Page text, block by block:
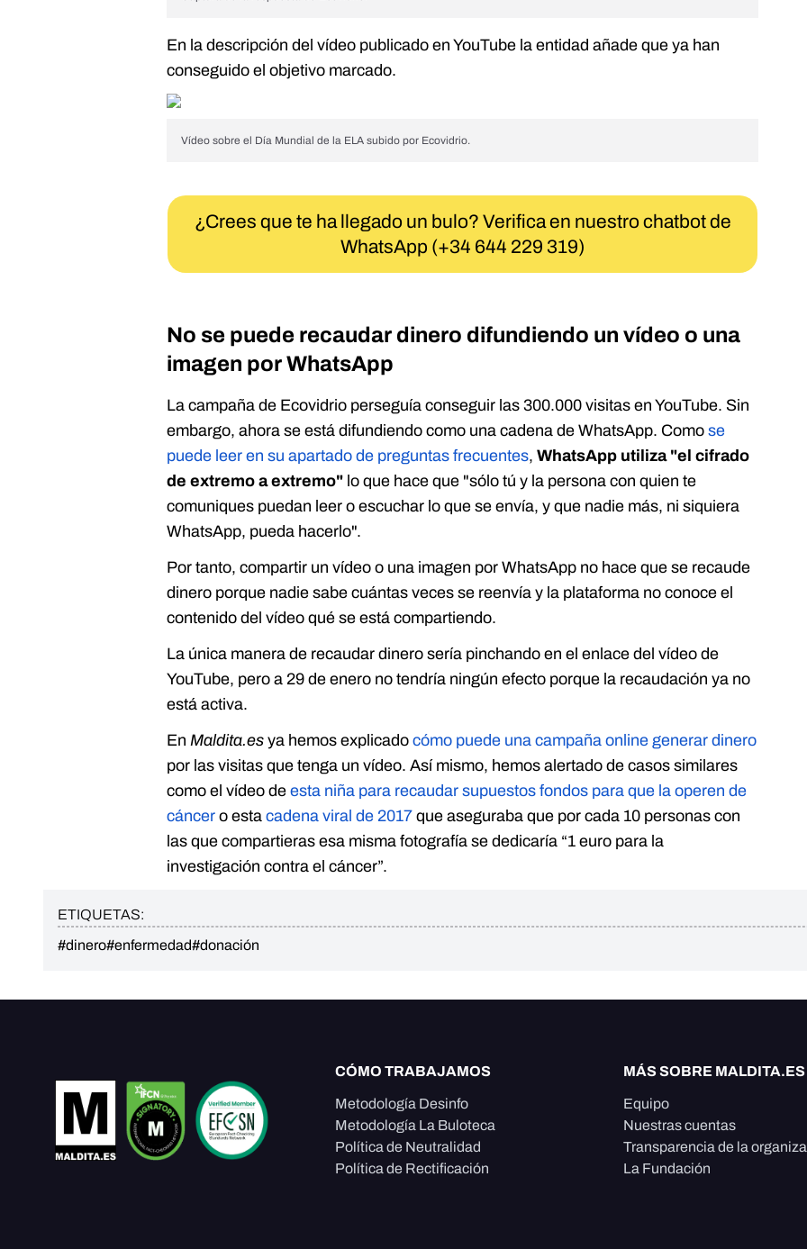
En la descripción del vídeo publicado en YouTube la entidad añade que ya han
conseguido el objetivo marcado.
Vídeo sobre el Día Mundial de la ELA subido por Ecovidrio.
¿Crees que te ha llegado un bulo? Verifica en nuestro chatbot de
WhatsApp (+34 644 229 319)
No se puede recaudar dinero difundiendo un vídeo o una
imagen por WhatsApp
La campaña de Ecovidrio perseguía conseguir las 300.000 visitas en YouTube. Sin
embargo, ahora se está difundiendo como una cadena de WhatsApp. Como se
puede leer en su apartado de preguntas frecuentes, WhatsApp utiliza "el cifrado
de extremo a extremo" lo que hace que "sólo tú y la persona con quien te
comuniques puedan leer o escuchar lo que se envía, y que nadie más, ni siquiera
WhatsApp, pueda hacerlo".
Por tanto, compartir un vídeo o una imagen por WhatsApp no hace que se recaude
dinero porque nadie sabe cuántas veces se reenvía y la plataforma no conoce el
contenido del vídeo qué se está compartiendo.
La única manera de recaudar dinero sería pinchando en el enlace del vídeo de
YouTube, pero a 29 de enero no tendría ningún efecto porque la recaudación ya no
está activa.
En Maldita.es ya hemos explicado cómo puede una campaña online generar dinero
por las visitas que tenga un vídeo. Así mismo, hemos alertado de casos similares
como el vídeo de esta niña para recaudar supuestos fondos para que la operen de
cáncer o esta cadena viral de 2017 que aseguraba que por cada 10 personas con
las que compartieras esa misma fotografía se dedicaría “1 euro para la
investigación contra el cáncer”.
ETIQUETAS:
#dinero#enfermedad#donación
CÓMO TRABAJAMOS
Metodología Desinfo
Metodología La Buloteca
Política de Neutralidad
Política de Rectificación
MÁS SOBRE MALDITA.ES
Equipo
Nuestras cuentas
Transparencia de la
La Fundación